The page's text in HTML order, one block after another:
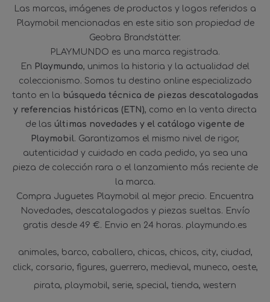
Las marcas, imágenes de productos y logos referidos a
Playmobil mencionadas en este sitio son propiedad de
Geobra Brandstätter.
PLAYMUNDO es una marca registrada.
En Playmundo, unimos la historia y la actualidad del
coleccionismo. Somos tu destino online especializado
tanto en la búsqueda técnica de piezas descatalogadas
y referencias históricas (ETN), como en la venta directa
de las últimas novedades y el catálogo vigente de
Playmobil. Garantizamos el mismo nivel de rigor,
autenticidad y cuidado en cada pedido, ya sea una
pieza de colección rara o el lanzamiento más reciente de
la marca.
Compra Juguetes Playmobil al mejor precio. Encuentra
Novedades, descatalogados y piezas sueltas. Envío
gratis desde 49 €. Envio en 24 horas. playmundo.es
animales barco caballero chicas chicos city ciudad
click corsario figures guerrero medieval muneco oeste
pirata playmobil serie special tienda western